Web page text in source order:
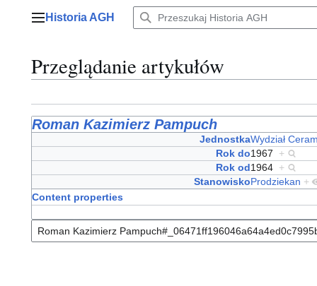
Menu główne
Historia AGH
Przeglądanie artykułów
Roman Kazimierz Pampuch
JednostkaWydział
Rok do1967
+
Rok od1964 +
StanowiskoProdziekan +
Content properties